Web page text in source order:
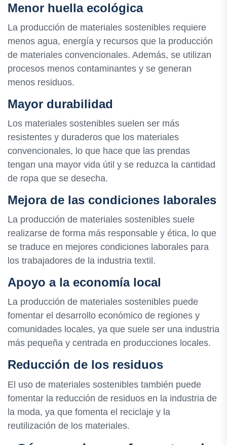
Menor huella ecológica
La producción de materiales sostenibles requiere
menos agua, energía y recursos que la producción
de materiales convencionales. Además, se utilizan
procesos menos contaminantes y se generan
menos residuos.
Mayor durabilidad
Los materiales sostenibles suelen ser más
resistentes y duraderos que los materiales
convencionales, lo que hace que las prendas
tengan una mayor vida útil y se reduzca la cantidad
de ropa que se desecha.
Mejora de las condiciones laborales
La producción de materiales sostenibles suele
realizarse de forma más responsable y ética, lo que
se traduce en mejores condiciones laborales para
los trabajadores de la industria textil.
Apoyo a la economía local
La producción de materiales sostenibles puede
fomentar el desarrollo económico de regiones y
comunidades locales, ya que suele ser una industria
más pequeña y centrada en producciones locales.
Reducción de los residuos
El uso de materiales sostenibles también puede
fomentar la reducción de residuos en la industria de
la moda, ya que fomenta el reciclaje y la
reutilización de los materiales.